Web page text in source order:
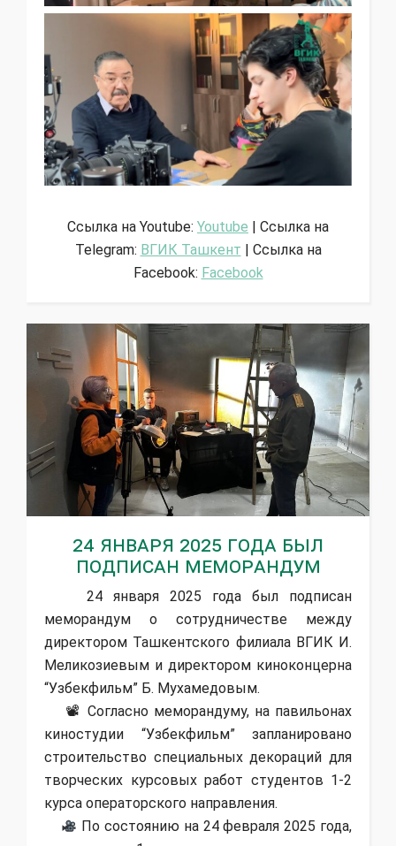
Ссылка на Youtube: Youtube | Ссылка на
Telegram: ВГИК Ташкент | Ссылка на
Facebook: Facebook
24 января 2025 года был
подписан меморандум
24 января 2025 года был подписан
меморандум о сотрудничестве между
директором Ташкентского филиала ВГИК И.
Меликозиевым и директором киноконцерна
“Узбекфильм” Б. Мухамедовым.
📽 Согласно меморандуму, на павильонах
киностудии “Узбекфильм” запланировано
строительство специальных декораций для
творческих курсовых работ студентов 1-2
курса операторского направления.
По состоянию на 24 февраля 2025 года,